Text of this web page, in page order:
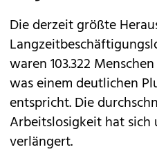
Die derzeit größte
waren 103.322
was einem deutlichen
entspricht. Die
Arbeitslosigkeit hat sich
verlängert.